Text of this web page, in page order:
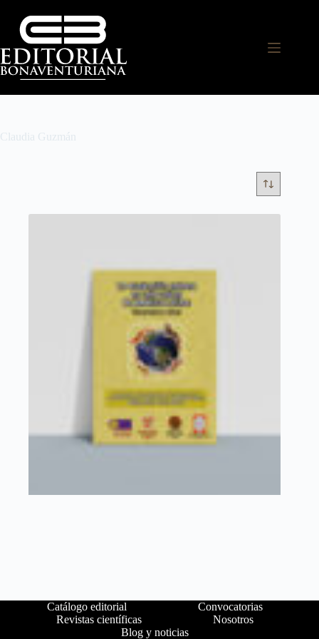
Claudia Guzmán
Catálogo editorial
Convocatorias
Revistas científicas
Nosotros
Blog y noticias